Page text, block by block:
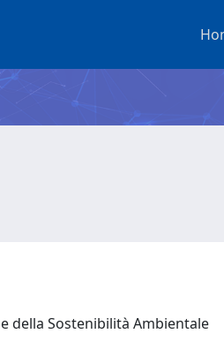
della Sostenibilità Ambientale